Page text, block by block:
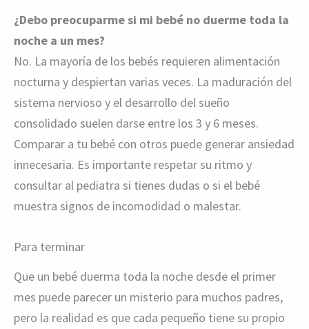
¿Debo preocuparme si mi bebé no duerme toda la
noche a un mes?
No. La mayoría de los bebés requieren alimentación
nocturna y despiertan varias veces. La maduración del
sistema nervioso y el desarrollo del sueño
consolidado suelen darse entre los 3 y 6 meses.
Comparar a tu bebé con otros puede generar ansiedad
innecesaria. Es importante respetar su ritmo y
consultar al pediatra si tienes dudas o si el bebé
muestra signos de incomodidad o malestar.
Para terminar
Que un bebé duerma toda la noche desde el primer
mes puede parecer un misterio para muchos padres,
pero la realidad es que cada pequeño tiene su propio